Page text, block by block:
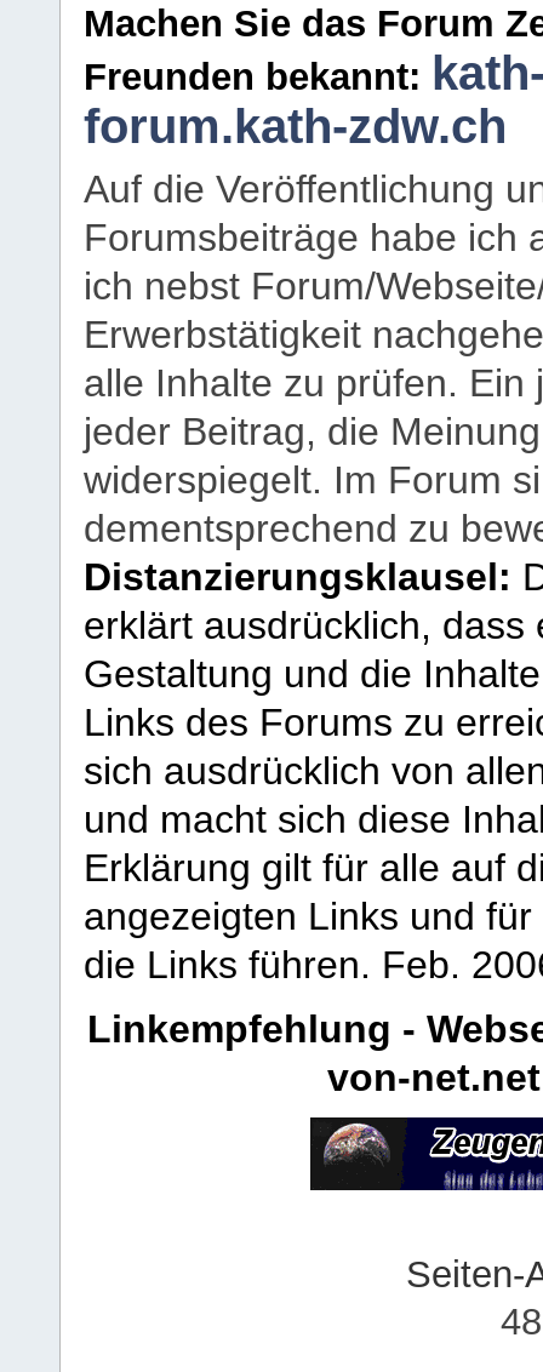
Machen Sie das Forum
Freunden bekannt:
forum.kath-zdw.ch
Auf die Veröffentlichung
Forumsbeiträge habe ich
ich nebst Forum/
Erwerbstätigkeit
alle Inhalte zu prüfen.
jeder Beitrag, die
widerspiegelt. Im Forum
dementsprechend zu
Distanzierungsklausel:
erklärt ausdrücklich,
Gestaltung und die
Links des Forums zu
sich ausdrücklich von
und macht sich diese
Erklärung gilt für alle auf
angezeigten Links und
die Links führen. Feb.
Linkempfehlung -
von-net.net
Seiten-